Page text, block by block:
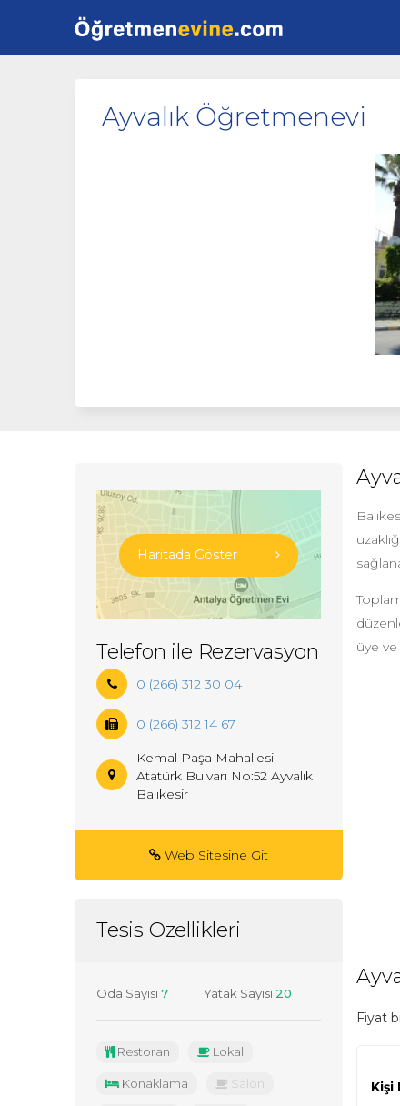
Ayvalık Öğretmenevi
üye
Fiyat
Kişi
Haritada Göster
Telefon ile Rezervasyon
0 (266) 312 30 04
0 (266) 312 14 67
Kemal Paşa Mahallesi
Atatürk Bulvarı No:52 Ayvalık
Balıkesir
Web Sitesine Git
Tesis Özellikleri
Oda Sayısı 7 Yatak Sayısı 20
Restoran Lokal
Konaklama Salon